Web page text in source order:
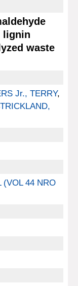
lignin
waste
Jr., TERRY,
(VOL 44 NRO